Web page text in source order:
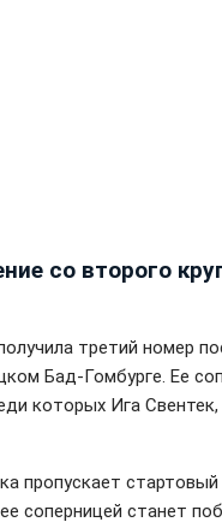
со второго
третий номер
Бад-Гомбурге. Ее
которых Ига
пропускает
соперницей станет